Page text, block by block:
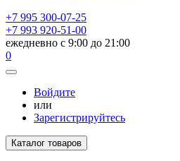
+7 995 300-07-25
+7 993 920-51-00
ежедневно с 9:00 до 21:00
0
Войдите
или
Зарегистрируйтесь
Каталог товаров